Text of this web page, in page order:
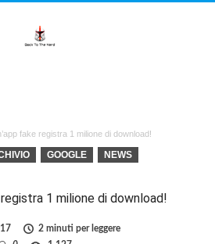
fake registra 1 milione di download!
GOOGLE
NEWS
1 milione di download!
2 minuti per leggere